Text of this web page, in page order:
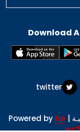
Download
twitter
Ne